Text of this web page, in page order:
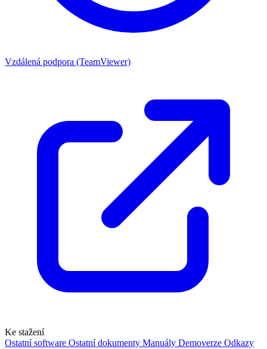
Vzdálená podpora (TeamViewer)
Ke stažení
Ostatní software Ostatní dokumenty Manuály Demoverze Odkazy